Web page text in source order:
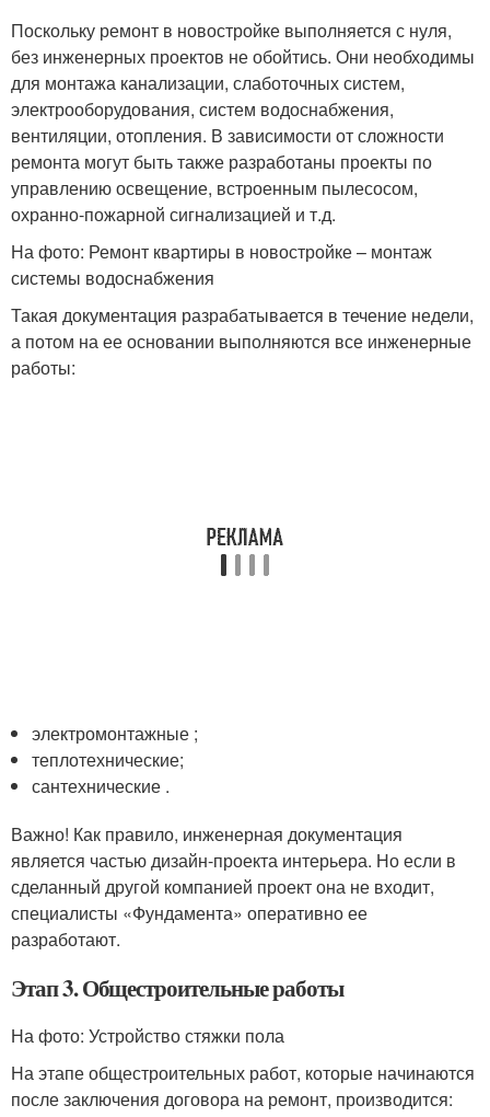
Поскольку ремонт в новостройке выполняется с нуля,
без инженерных проектов не обойтись. Они необходимы
для монтажа канализации, слаботочных систем,
электрооборудования, систем водоснабжения,
вентиляции, отопления. В зависимости от сложности
ремонта могут быть также разработаны проекты по
управлению освещение, встроенным пылесосом,
охранно-пожарной сигнализацией и т.д.
На фото: Ремонт квартиры в новостройке – монтаж
системы водоснабжения
Такая документация разрабатывается в течение недели,
а потом на ее основании выполняются все инженерные
работы:
электромонтажные ;
теплотехнические;
сантехнические .
Важно! Как правило, инженерная документация
является частью дизайн-проекта интерьера. Но если в
сделанный другой компанией проект она не входит,
специалисты «Фундамента» оперативно ее
разработают.
Этап 3. Общестроительные работы
На фото: Устройство стяжки пола
На этапе общестроительных работ, которые начинаются
после заключения договора на ремонт, производится: